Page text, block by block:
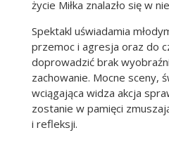
życie Miłka znalazło się w
Spektakl uświadamia
przemoc i agresja oraz do
doprowadzić brak
zachowanie. Mocne sceny,
wciągająca widza akcja
zostanie w pamięci
i refleksji.